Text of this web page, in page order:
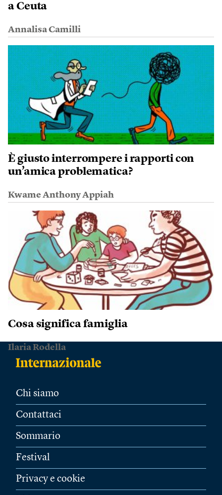
a Ceuta
Annalisa Camilli
È giusto interrompere i rapporti con
un’amica problematica?
Kwame Anthony Appiah
Cosa significa famiglia
Ilaria Rodella
Chi siamo
Contattaci
Sommario
Festival
Privacy e cookie